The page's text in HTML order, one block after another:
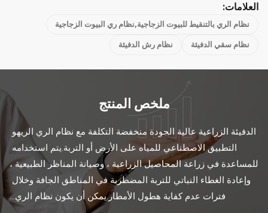
العلامات:
نظام الري بالتنقيط للبيوت الزجاجية,نظام ري البيوت الزجاجية
نظام سقي الدفيئة نظام رش الدفيئة
ملخص المنتج
للمساعدة في زراعة المحاصيل الزراعية ، وصيانة المناظر الطبيعية ،
فترات عدم كفاية هطول الأمطار.يمكن أن يكون نظام الري...